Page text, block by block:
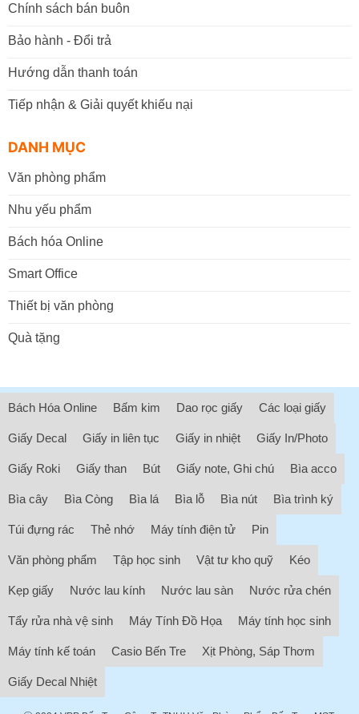
Chính sách bán buôn
Bảo hành - Đổi trả
Hướng dẫn thanh toán
Tiếp nhận & Giải quyết khiếu nại
DANH MỤC
Văn phòng phẩm
Nhu yếu phẩm
Bách hóa Online
Smart Office
Thiết bị văn phòng
Quà tặng
Bách Hóa Online Bấm kim Dao rọc giấy Các loại giấy
Giấy Decal Giấy in liên tục Giấy in nhiệt Giấy In/Photo
Giấy Roki Giấy than Bút Giấy note, Ghi chú Bìa acco
Bìa cây Bìa Còng Bìa lá Bìa lỗ Bìa nút Bìa trình ký
Túi đựng rác Thẻ nhớ Máy tính điện tử Pin
Văn phòng phẩm Tập học sinh Vật tư kho quỹ Kéo
Kẹp giấy Nước lau kính Nước lau sàn Nước rửa chén
Tẩy rửa nhà vệ sinh Máy Tính Đồ Họa Máy tính học sinh
Máy tính kế toán Casio Bến Tre Xịt Phòng, Sáp Thơm
Giấy Decal Nhiệt